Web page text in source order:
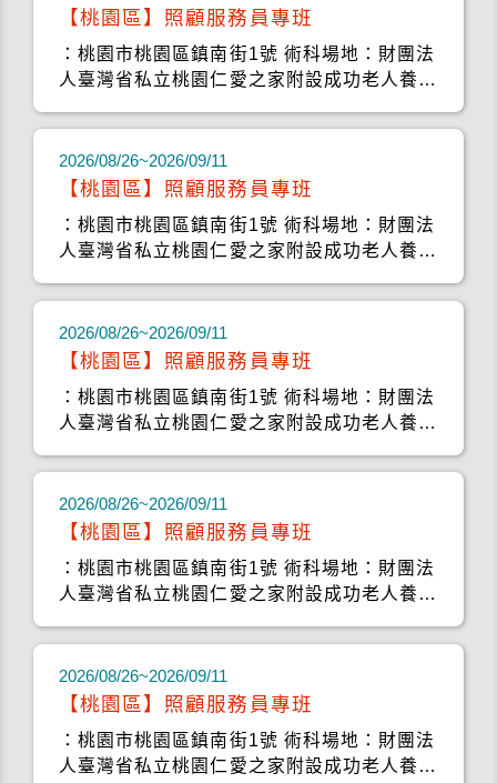
【桃園區】照顧服務員專班
：桃園市桃園區鎮南街1號 術科場地：財團法
人臺灣省私立桃園仁愛之家附設成功老人養護
2026/08/26~2026/09/11
【桃園區】照顧服務員專班
：桃園市桃園區鎮南街1號 術科場地：財團法
人臺灣省私立桃園仁愛之家附設成功老人養護
2026/08/26~2026/09/11
【桃園區】照顧服務員專班
：桃園市桃園區鎮南街1號 術科場地：財團法
人臺灣省私立桃園仁愛之家附設成功老人養護
2026/08/26~2026/09/11
【桃園區】照顧服務員專班
：桃園市桃園區鎮南街1號 術科場地：財團法
人臺灣省私立桃園仁愛之家附設成功老人養護
2026/08/26~2026/09/11
【桃園區】照顧服務員專班
：桃園市桃園區鎮南街1號 術科場地：財團法
人臺灣省私立桃園仁愛之家附設成功老人養護